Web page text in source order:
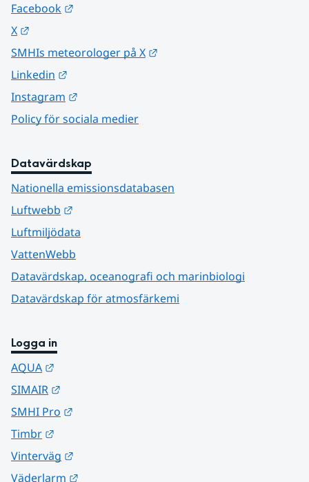
Facebook
X
SMHIs meteorologer på X
Linkedin
Instagram
Policy för sociala medier
Datavärdskap
Nationella emissionsdatabasen
Luftwebb
Luftmiljödata
VattenWebb
Datavärdskap, oceanografi och marinbiologi
Datavärdskap för atmosfärkemi
Logga in
AQUA
SIMAIR
SMHI Pro
Timbr
Vinterväg
Väderlarm